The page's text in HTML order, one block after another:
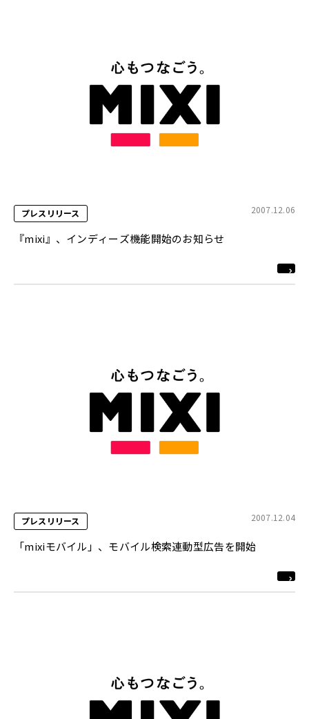
プレスリリース 2007.12.06
『mixi』、インディーズ機能開始のお知らせ
プレスリリース 2007.12.04
「mixiモバイル」、モバイル検索連動型広告を開始